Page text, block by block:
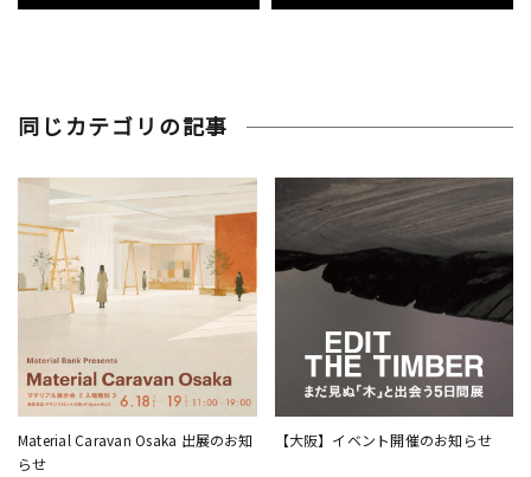
同じカテゴリの記事
Material Caravan Osaka 出展のお知
らせ
【大阪】イベント開催のお知らせ